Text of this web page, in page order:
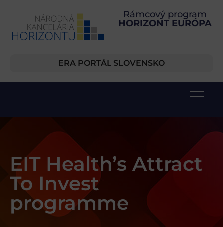
Rámcový program
HORIZONT EURÓPA
ERA PORTÁL SLOVENSKO
EIT Health’s Attract
To Invest
programme